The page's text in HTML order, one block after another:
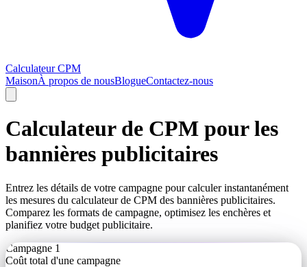
Calculateur CPM
MaisonÀ propos de nousBlogueContactez-nous
Calculateur de CPM pour les
bannières publicitaires
Entrez les détails de votre campagne pour calculer instantanément
les mesures du calculateur de CPM des bannières publicitaires.
Comparez les formats de campagne, optimisez les enchères et
planifiez votre budget publicitaire.
Campagne 1
Coût total d'une campagne